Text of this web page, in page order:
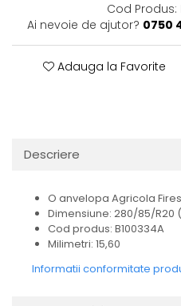
Cod Produs:
Ai nevoie de ajutor? 0750
Adauga la Favorite
Descriere
O anvelopa Agricola
Dimensiune: 280/85/R20
Cod produs: B100334A
Milimetri: 15,60
Informatii conformitate